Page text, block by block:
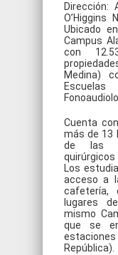
Dirección:
O’Higgins
Ubicado
Campus
con
Medina)
Cuenta
más de 13
de las
Los
acceso a
cafetería,
lugares
mismo
que se
República).